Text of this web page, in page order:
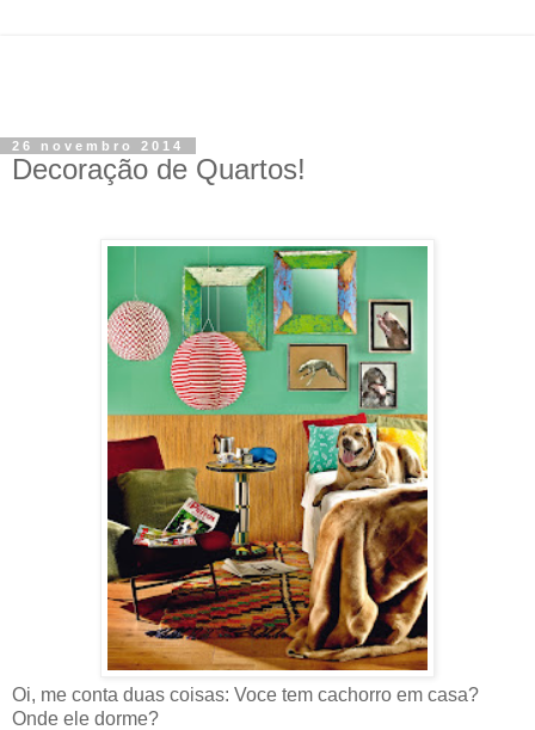
26 novembro 2014
Decoração de Quartos!
Oi, me conta duas coisas: Voce tem cachorro em casa?
Onde ele dorme?